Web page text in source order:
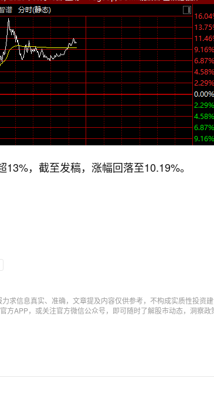
，截至发稿，涨幅回落至10.19%。
力求信息真实、准确，文章提及内容仅供参考，不构成实质性投资
方APP，或关注官方微信公众号，即可随时了解股市动态，洞察政